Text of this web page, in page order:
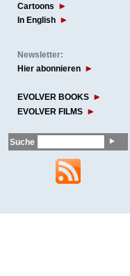
Cartoons
In English
Newsletter:
Hier abonnieren
EVOLVER BOOKS
EVOLVER FILMS
Suche